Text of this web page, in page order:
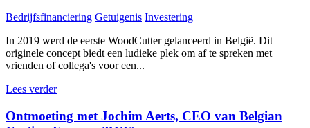
Bedrijfsfinanciering Getuigenis Investering
In 2019 werd de eerste WoodCutter gelanceerd in België. Dit
originele concept biedt een ludieke plek om af te spreken met
vrienden of collega's voor een...
Lees verder
Ontmoeting met Jochim Aerts, CEO van Belgian